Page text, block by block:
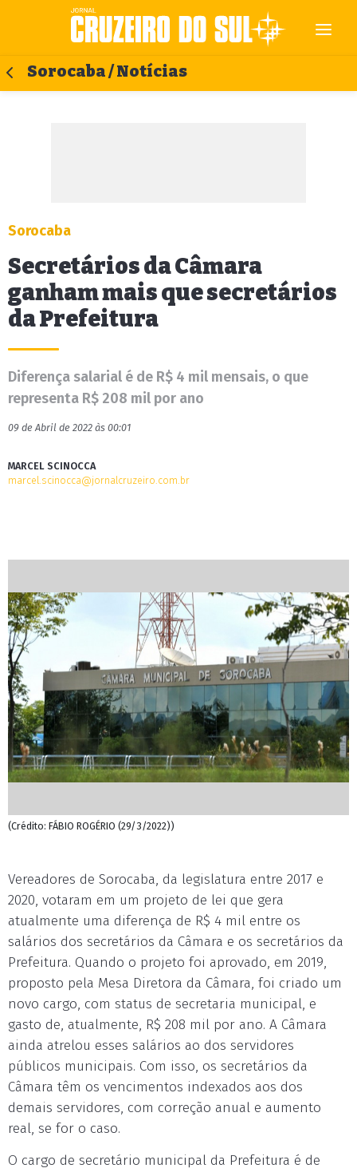
Sorocaba / Notícias
Sorocaba
Secretários da Câmara
ganham mais que secretários
da Prefeitura
Diferença salarial é de R$ 4 mil mensais, o que
representa R$ 208 mil por ano
09 de Abril de 2022 às 00:01
MARCEL SCINOCCA
marcel.scinocca@jornalcruzeiro.com.br
(Crédito: FÁBIO ROGÉRIO (29/3/2022))
Vereadores de Sorocaba, da legislatura entre 2017 e
2020, votaram em um projeto de lei que gera
atualmente uma diferença de R$ 4 mil entre os
salários dos secretários da Câmara e os secretários da
Prefeitura. Quando o projeto foi aprovado, em 2019,
proposto pela Mesa Diretora da Câmara, foi criado um
novo cargo, com status de secretaria municipal, e
gasto de, atualmente, R$ 208 mil por ano. A Câmara
ainda atrelou esses salários ao dos servidores
públicos municipais. Com isso, os secretários da
Câmara têm os vencimentos indexados aos dos
demais servidores, com correção anual e aumento
real, se for o caso.
O cargo de secretário municipal da Prefeitura é de